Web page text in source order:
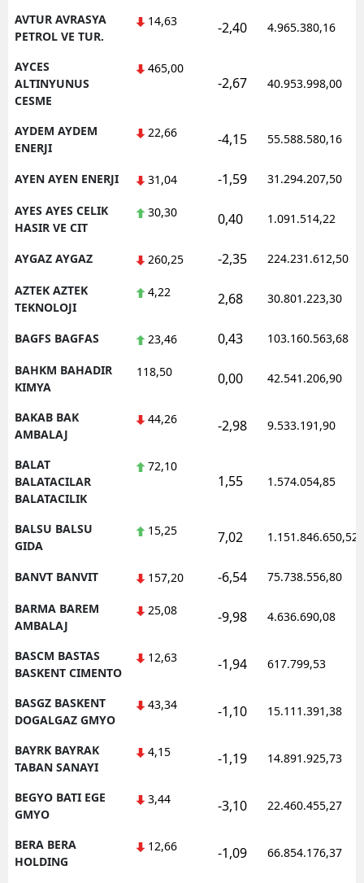
AVTUR AVRASYA
PETROL VE TUR.
14,63 -2,40 4.965.380,16
AYCES
ALTINYUNUS
CESME
465,00
-2,67 40.953.998,00
AYDEM AYDEM
ENERJI
22,66 -4,15 55.588.580,16
AYEN AYEN ENERJI 31,04 -1,59 31.294.207,50
AYES AYES CELIK
HASIR VE CIT
30,30 0,40 1.091.514,22
AYGAZ AYGAZ 260,25 -2,35 224.231.612,50
AZTEK AZTEK
TEKNOLOJI
4,22 2,68 30.801.223,30
BAGFS BAGFAS 23,46 0,43 103.160.563,68
BAHKM BAHADIR
KIMYA
118,50 0,00 42.541.206,90
BAKAB BAK
AMBALAJ
44,26 -2,98 9.533.191,90
BALAT
BALATACILAR
BALATACILIK
72,10
1,55 1.574.054,85
BALSU BALSU
GIDA
15,25 7,02 1.151.846.650,52
BANVT BANVIT 157,20 -6,54 75.738.556,80
BARMA BAREM
AMBALAJ
25,08 -9,98 4.636.690,08
BASCM BASTAS
BASKENT CIMENTO
12,63 -1,94 617.799,53
BASGZ BASKENT
DOGALGAZ GMYO
43,34 -1,10 15.111.391,38
BAYRK BAYRAK
TABAN SANAYI
4,15 -1,19 14.891.925,73
BEGYO BATI EGE
GMYO
3,44 -3,10 22.460.455,27
BERA BERA
HOLDING
12,66 -1,09 66.854.176,37